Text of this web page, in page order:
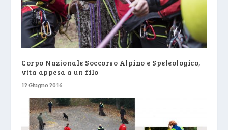
Corpo Nazionale Soccorso Alpino e Speleologico,
vita appesa a un filo
12 Giugno 2016